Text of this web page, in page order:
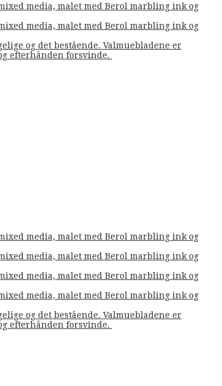
media, malet med Berol marbling ink og
media, malet med Berol marbling ink og
og det bestående. Valmuebladene er
efterhånden forsvinde.
media, malet med Berol marbling ink og
media, malet med Berol marbling ink og
media, malet med Berol marbling ink og
media, malet med Berol marbling ink og
og det bestående. Valmuebladene er
efterhånden forsvinde.